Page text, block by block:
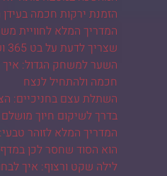
הזמנת ירקות חכמה בעידן
המדריך המלא לחוויית
שצריך לדעת על בט 365 ועל עולם הפנאי הדיגיטלי
חכמה ולהתחיל לנצח
השתלת עצם בחניכיים:
בדרך לשיקום חיוך מושלם
המדריך המלא לזוהר
הוא הסוד שחסר לכן
לילה שקט ורצוף: איך